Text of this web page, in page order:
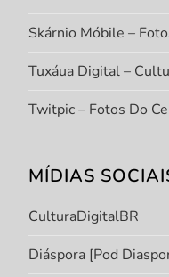
Skárnio Móbile –
Tuxáua Digital –
Twitpic – Fotos Do
MÍDIAS
CulturaDigitalBR
Diáspora [Pod